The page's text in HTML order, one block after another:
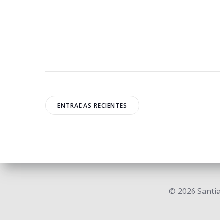
Navegación
entradas
ENTRADAS RECIENTES
© 2026